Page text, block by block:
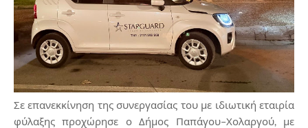
Σε επανεκκίνηση της συνεργασίας του με ιδιωτική εταιρία
φύλαξης προχώρησε ο Δήμος Παπάγου–Χολαργού, με